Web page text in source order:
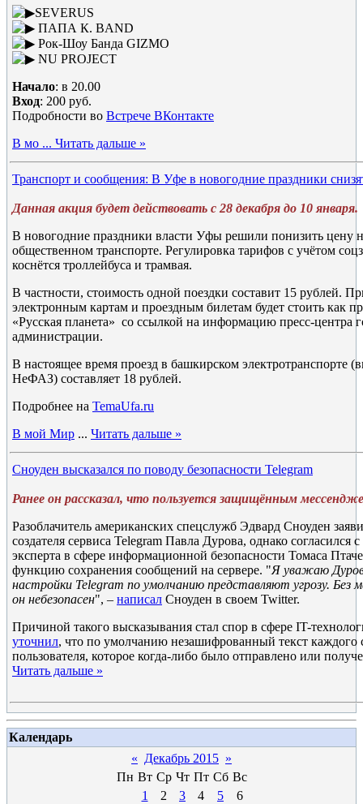
SEVERUS
ПАПА К. BAND
Рок-Шоу Банда GIZMO
NU PROJECT
Начало: в 20.00
Вход: 200 руб.
Подробности во Встрече ВКонтакте
В мо ... Читать дальше »
Транспорт и сообщения: В Уфе в новогодние праздники
Данная акция будет действовать с 28 декабря до 10 января.
В новогодние праздники власти Уфы решили понизить цену
общественном транспорте. Регулировка тарифов с учётом
коснётся троллейбуса и трамвая.
В частности, стоимость одной поездки составит 15 рублей.
электронным картам и проездным билетам будет стоить как
«Русская планета» со ссылкой на информацию пресс-центра
администрации.
В настоящее время проезд в башкирском электротранспорте
НеФАЗ) составляет 18 рублей.
Подробнее на TemaUfa.ru
В мой Мир ... Читать дальше »
Сноуден высказался по поводу безопасности Telegram
Ранее он рассказал, что пользуется защищённым
Разоблачитель американских спецслужб Эдвард Сноуден
создателя сервиса Telegram Павла Дурова, однако согласился
эксперта в сфере информационной безопасности Томаса
функцию сохранения сообщений на сервере. "Я уважаю
настройки Telegram по умолчанию представляют угрозу. Без
он небезопасен", – написал Сноуден в своем Twitter.
Причиной такого высказывания стал спор в сфере IT-
уточнил, что по умолчанию незашифрованный текст каждого
пользователя, которое когда-либо было отправлено или
Читать дальше »
Календарь
« Декабрь 2015 »
Пн Вт Ср Чт Пт Сб Вс
1
2 3 4 5
6